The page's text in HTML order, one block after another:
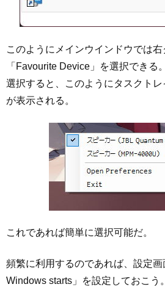
このようにメインウインドウでは右
「Favourite Device」を選択できる
選択すると、このようにタスクト
が表示される。
これであれば簡単に選択可能だ。
頻繁に利用するのであれば、設定
Windows starts」を設定しておこう